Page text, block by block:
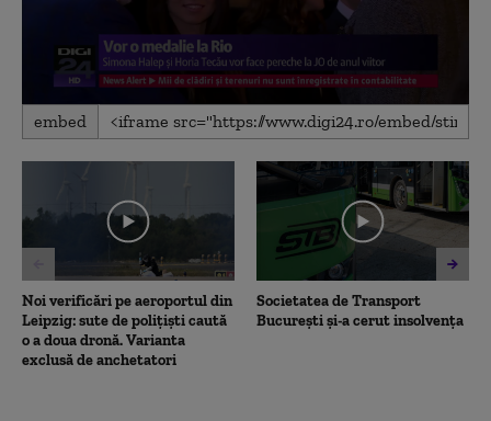
0
seconds
1
seconds
embed
Noi verificări pe aeroportul din
Leipzig: sute de polițiști caută
o a doua dronă. Varianta
exclusă de anchetatori
Societatea de Transport
București și-a cerut insolvența